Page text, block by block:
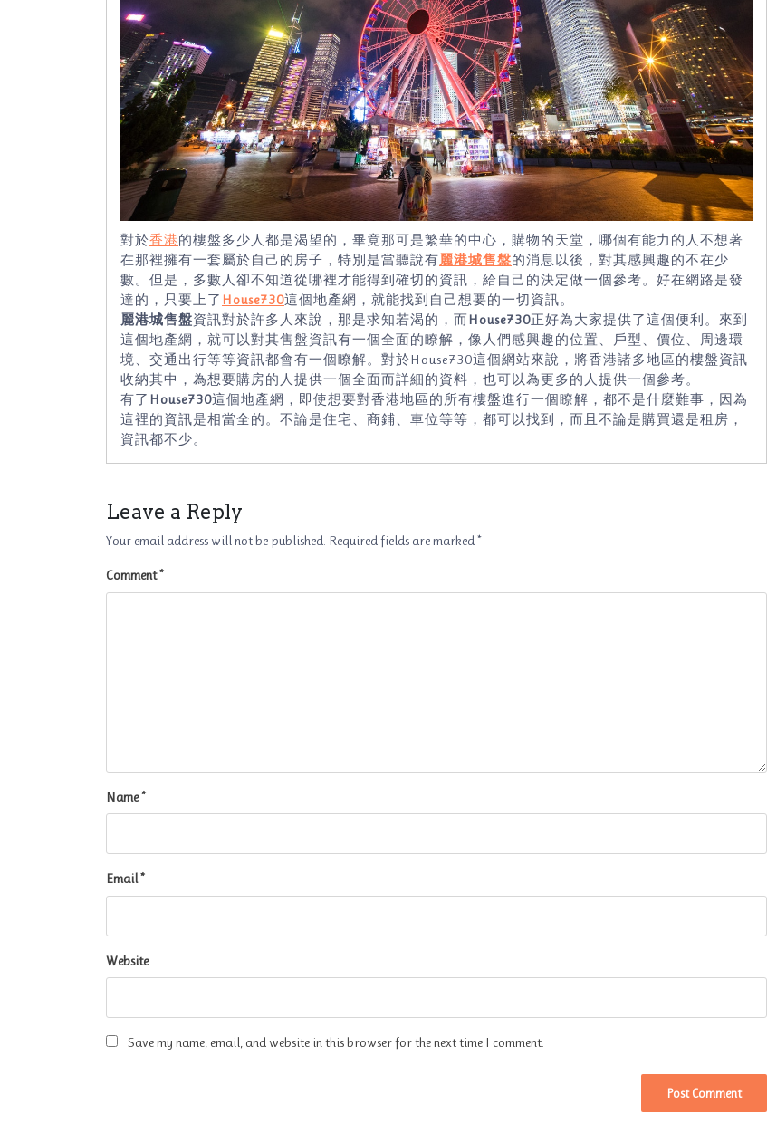
對於香港的樓盤多少人都是渴望的，畢竟那可是繁華的中心，購物的天堂，哪個有能力的人不想著
在那裡擁有一套屬於自己的房子，特別是當聽說有麗港城售盤的消息以後，對其感興趣的不在少
數。但是，多數人卻不知道從哪裡才能得到確切的資訊，給自己的決定做一個參考。好在網路是發
達的，只要上了 House730這個地產網，就能找到自己想要的一切資訊。
麗港城售盤資訊對於許多人來說，那是求知若渴的，而House730正好為大家提供了這個便利。來到
這個地產網，就可以對其售盤資訊有一個全面的瞭解，像人們感興趣的位置、戶型、價位、周邊環
境、交通出行等等資訊都會有一個瞭解。對於House730這個網站來說，將香港諸多地區的樓盤資訊
收納其中，為想要購房的人提供一個全面而詳細的資料，也可以為更多的人提供一個參考。
有了 House730這個地產網，即使想要對香港地區的所有樓盤進行一個瞭解，都不是什麼難事，因為
這裡的資訊是相當全的。不論是住宅、商鋪、車位等等，都可以找到，而且不論是購買還是租房，
資訊都不少。
Leave a Reply
Your email address will not be published. Required fields are marked*
Comment*
Name*
Email*
Website
Save my name, email, and website in this browser for the next time I comment.